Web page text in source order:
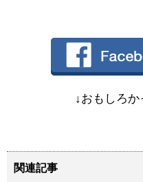
↓おもしろ
関連記事